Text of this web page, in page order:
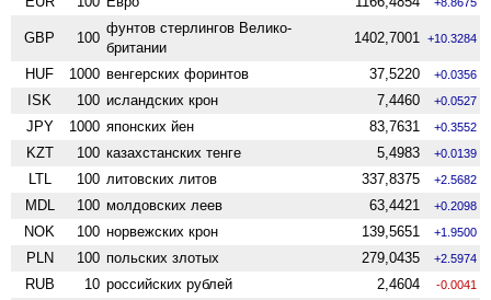
GBP 100
фунтов стерлингов Велико­
британии
1402,7001 +10.3284
HUF 1000 венгерских форинтов 37,5220 +0.0356
ISK 100 исландских крон 7,4460 +0.0527
JPY 1000 японских йен 83,7631 +0.3552
KZT 100 казахстанских тенге 5,4983 +0.0139
LTL 100 литовских литов 337,8375 +2.5682
MDL 100 молдовских леев 63,4421 +0.2098
NOK 100 норвежских крон 139,5651 +1.9500
PLN 100 польских злотых 279,0435 +2.5974
RUB 10 российских рублей 2,4604 -0.0041